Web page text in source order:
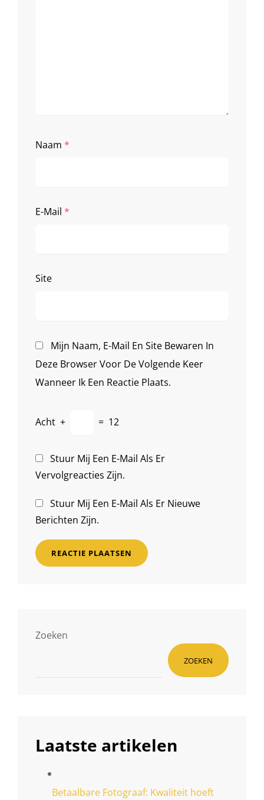
Naam *
E-Mail *
Site
Mijn Naam, E-Mail En Site Bewaren In
Deze Browser Voor De Volgende Keer
Wanneer Ik Een Reactie Plaats.
Acht + = 12
Stuur Mij Een E-Mail Als Er
Vervolgreacties Zijn.
Stuur Mij Een E-Mail Als Er Nieuwe
Berichten Zijn.
Zoeken
ZOEKEN
Laatste artikelen
Betaalbare Fotograaf: Kwaliteit hoeft